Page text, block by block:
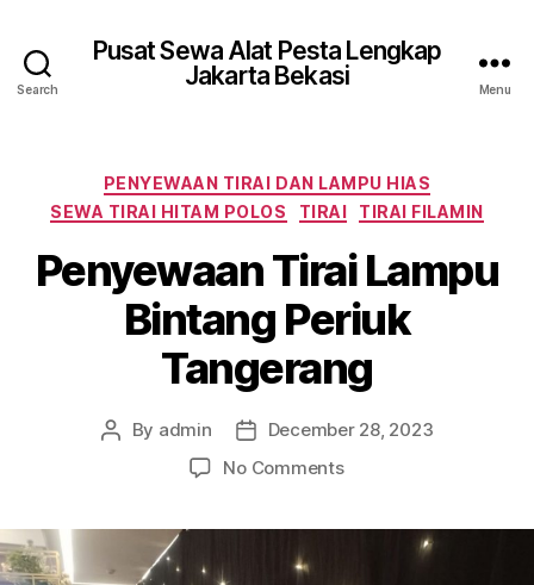
Search
Pusat Sewa Alat Pesta Lengkap
Jakarta Bekasi
Menu
Categories
PENYEWAAN TIRAI DAN LAMPU HIAS
SEWA TIRAI HITAM POLOS
TIRAI TIRAI FILAMIN
Penyewaan Tirai Lampu
Bintang Periuk
Tangerang
Post
By admin
Post
date
December 28, 2023
No Commentson